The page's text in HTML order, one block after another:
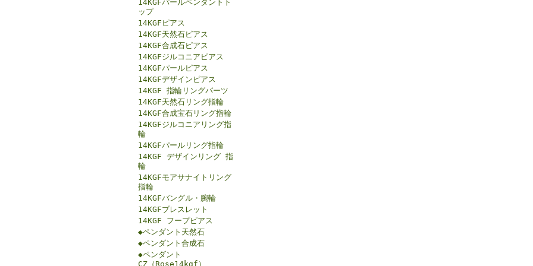
14KGFパールペンダントト
ップ
14KGFピアス
14KGF天然石ピアス
14KGF合成石ピアス
14KGFジルコニアピアス
14KGFパールピアス
14KGFデザインピアス
14KGF 指輪リングパーツ
14KGF天然石リング指輪
14KGF合成宝石リング指輪
14KGFジルコニアリング指
輪
14KGFパールリング指輪
14KGF デザインリング 指
輪
14KGFモアサナイトリング
指輪
14KGFバングル・腕輪
14KGFブレスレット
14KGF フープピアス
◆ペンダント天然石
◆ペンダント合成石
◆ペンダント
CZ（Rose14kgf）